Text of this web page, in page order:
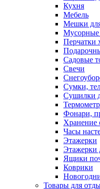
Кухня
Мебель
Мешки
Мусорные
Перчатки
Садовые
Свечи
Сумки,
Сушилки
Фонари,
Хранение
Часы
Этажерки
Этажерки
Ящики
Коврики
Товары для